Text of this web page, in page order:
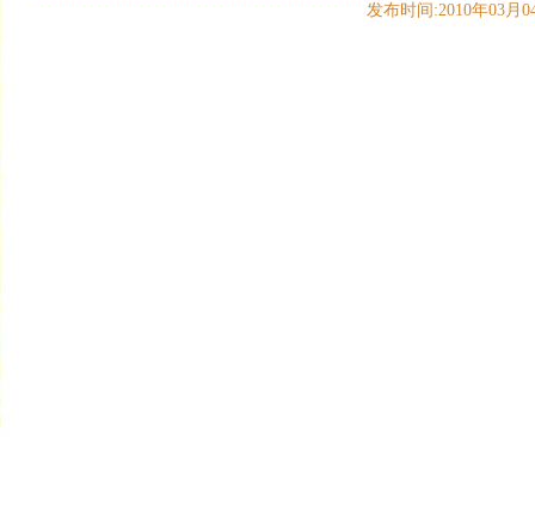
发布时间:2010年03月